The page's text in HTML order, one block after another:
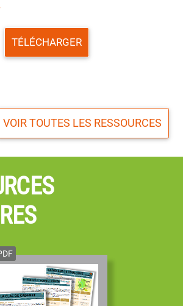
TÉLÉCHARGER
VOIR TOUTES LES RESSOURCES